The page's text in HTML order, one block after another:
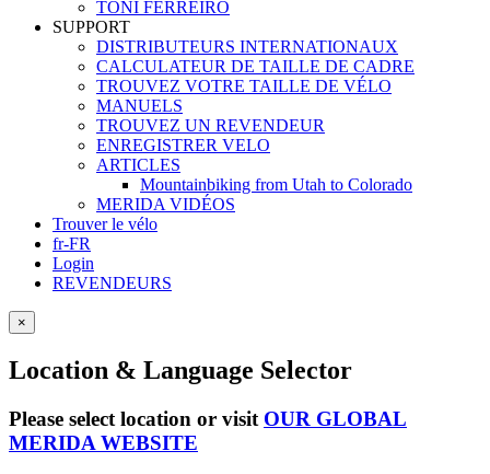
TONI FERREIRO
SUPPORT
DISTRIBUTEURS INTERNATIONAUX
CALCULATEUR DE TAILLE DE CADRE
TROUVEZ VOTRE TAILLE DE VÉLO
MANUELS
TROUVEZ UN REVENDEUR
ENREGISTRER VELO
ARTICLES
Mountainbiking from Utah to Colorado
MERIDA VIDÉOS
Trouver le vélo
fr-FR
Login
REVENDEURS
×
Location & Language Selector
Please select location or visit OUR GLOBAL
MERIDA WEBSITE